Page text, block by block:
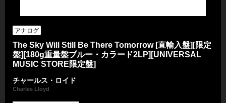
アナログ
The Sky Will Still Be There Tomorrow [直輸入盤][限定
盤][180g重量盤ブルー・カラード2LP][UNIVERSAL
MUSIC STORE限定盤]
チャールス・ロイド
Charles Lloyd